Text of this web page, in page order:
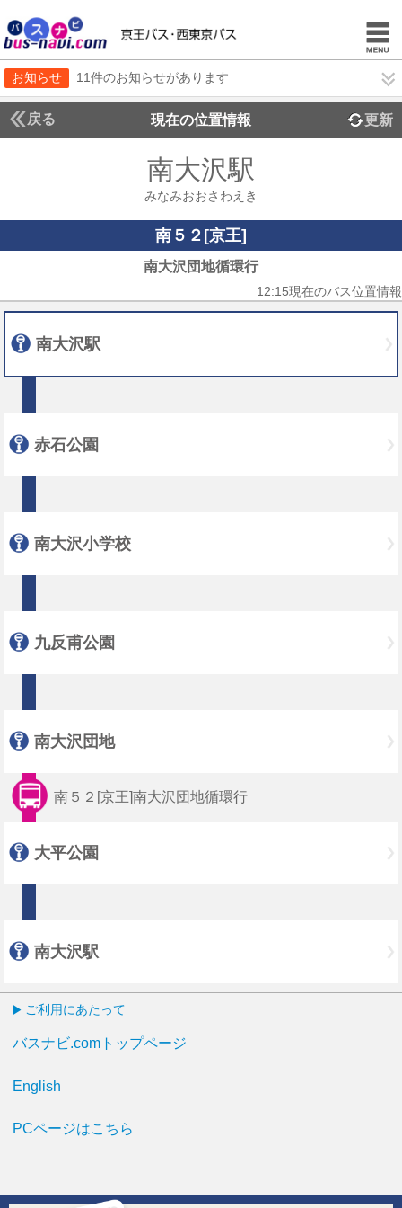
お知らせ 11件のお知らせがあります
戻る 現在の位置情報 更新
南大沢駅
みなみおおさわえき
南５２[京王]
南大沢団地循環行
12:15現在のバス位置情報
南大沢駅
赤石公園
南大沢小学校
九反甫公園
南大沢団地
南５２[京王]南大沢団地循環行
大平公園
南大沢駅
ご利用にあたって
バスナビ.comトップページ
English
PCページはこちら